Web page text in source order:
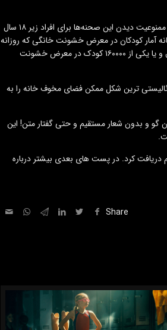
مهم ترین لحظه این فیلم زمانیست که با نمایش کودک خانواده، جمله ممنوعیت دیدن این صحنه‌ها برای افراد زیر ۱۸ سال
آمار کودکان در معرض خشونت خانگی که روزانه
شاهد این وقایع هستند: «برای تماشای این صحنه ها باید بالای ۱۸ سال و یا یکی از ۱۶۰۰۰۰ کودک در معرض خشونت
ترین شکل ممکن فضای مخوف خانه را به
گو و بدون شعار مستقیم و حتی گفتار متن! این
زیادی هم دریافت کرد. در پست های بعدی بیشتر درباره
Share